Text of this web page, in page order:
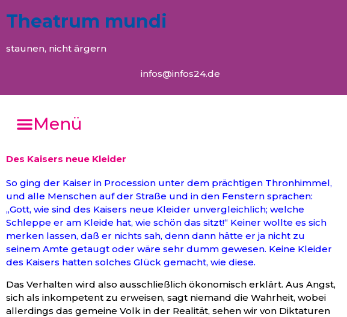
Theatrum mundi
staunen, nicht ärgern
infos@infos24.de
Menü
Des Kaisers neue Kleider
So ging der Kaiser in Procession unter dem prächtigen Thronhimmel,
und alle Menschen auf der Straße und in den Fenstern sprachen:
„Gott, wie sind des Kaisers neue Kleider unvergleichlich; welche
Schleppe er am Kleide hat, wie schön das sitzt!“ Keiner wollte es sich
merken lassen, daß er nichts sah, denn dann hätte er ja nicht zu
seinem Amte getaugt oder wäre sehr dumm gewesen. Keine Kleider
des Kaisers hatten solches Glück gemacht, wie diese.
Das Verhalten wird also ausschließlich ökonomisch erklärt. Aus Angst,
sich als inkompetent zu erweisen, sagt niemand die Wahrheit, wobei
allerdings das gemeine Volk in der Realität, sehen wir von Diktaturen